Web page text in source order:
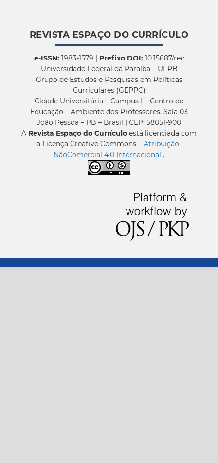
REVISTA ESPAÇO DO CURRÍCULO
e-ISSN:1983-1579 | Prefixo DOI:10.15687/rec
Universidade Federal da Paraíba – UFPB
Grupo de Estudos e Pesquisas em Políticas
Curriculares (GEPPC)
Cidade Universitária – Campus I – Centro de
Educação – Ambiente dos Professores, Sala 03
João Pessoa – PB – Brasil | CEP: 58051-900
A Revista Espaço do Currículo está licenciada com
a Licença Creative Commons – Atribuição-
NãoComercial 4.0 Internacional .